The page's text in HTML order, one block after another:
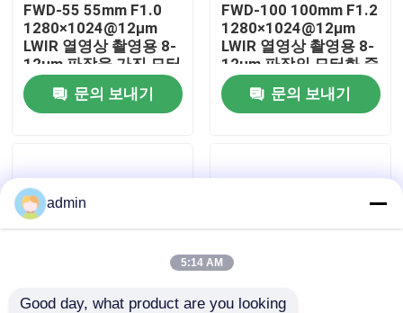
공장 투어
품질 관리
뉴스
항공 부분
FWD-55 55mm F1.0
1280×1024@12μm
LWIR 열영상 촬영용 8-
12μm 파장을 가진 모터
화 된 확대 렌즈
문의 보내기
FWD-100 100mm F1.2
1280×1024@12μm
LWIR 열영상 촬영용 8-
12μm 파장의 모터화 줌
렌즈
문의 보내기
admin
5:14 AM
Good day, what product are you looking